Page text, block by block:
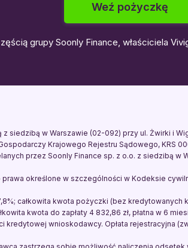
Weź pożyczkę
grupy Soonly Finance, właściciela
siedzibą w Warszawie (02-092) przy ul. Żwirki i
Krajowego Rejestru Sądowego, KRS
przez Soonly Finance sp. z o.o. z siedzibą w
określone w szczególności w Kodeksie
całkowita kwota pożyczki (bez
kwota do zapłaty 4 832,86 zł, płatna w 6
wnioskodawcy. Opłata rejestracyjna